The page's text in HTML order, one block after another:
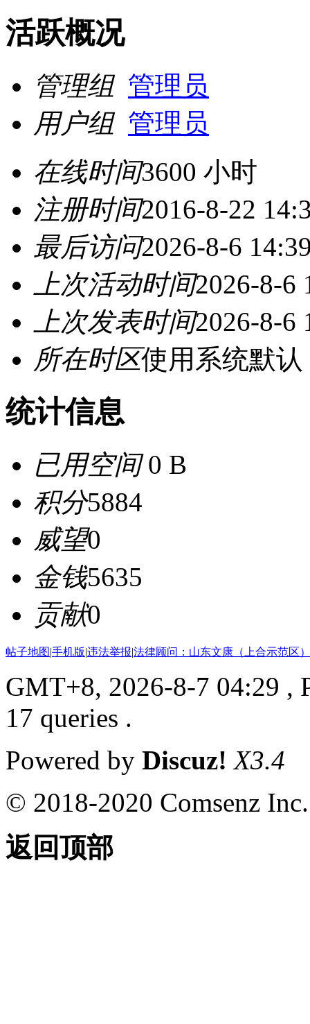
活跃概况
管理组 管理员
用户组 管理员
在线时间3600 小时
注册时间2016-8-22
最后访问2026-8-6
上次活动时间2026-8-6
上次发表时间2026-8-6
所在时区使用系统默认
统计信息
已用空间0 B
积分5884
威望0
金钱5635
贡献0
帖子地图|手机版|违法举报|法律顾问：山东文康（上合示范区
GMT+8, 2026-8-7 04:29 ,
17 queries .
Powered by Discuz! X3.4
© 2018-2020 Comsenz Inc.
返回顶部